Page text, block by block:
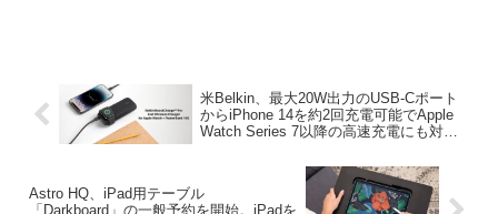
米Belkin、最大20W出力のUSB-Cポート
からiPhone 14を約2回充電可能でApple
Watch Series 7以降の高速充電にも対応
「BoostCharge Pro」を発表。
Astro HQ、iPad用テーブル
「Darkboard」の一般予約を開始。iPadを